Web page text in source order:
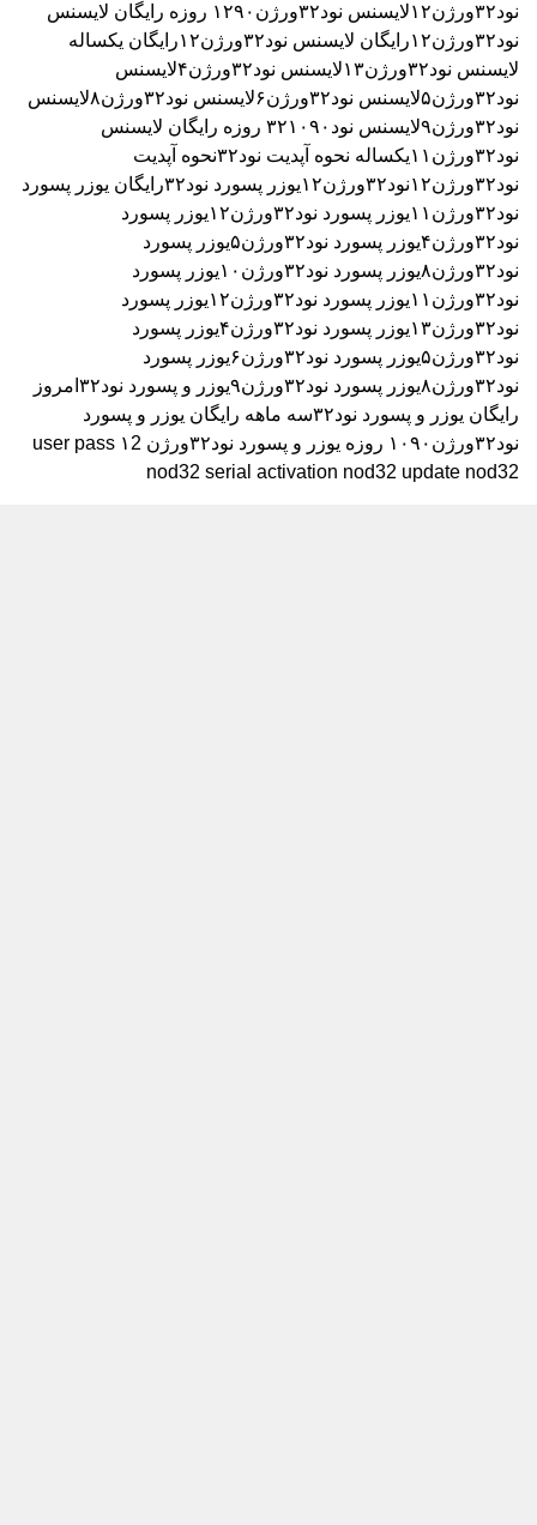
نود۳۲ورژن۱۲
لایسنس نود۳۲ورژن۱۲۹۰ روزه رایگان
لایسنس
نود۳۲ورژن۱۲رایگان
لایسنس نود۳۲ورژن۱۲رایگان یکساله
لایسنس نود۳۲ورژن۱۳
لایسنس نود۳۲ورژن۴
لایسنس
نود۳۲ورژن۵
لایسنس نود۳۲ورژن۶ لایسنس نود۳۲ورژن۸
لایسنس
نود۳۲ورژن۹
لایسنس نود۳۲۱۰۹۰ روزه رایگان
لایسنس
نود۳۲ورژن۱۱یکساله
نحوه آپدیت نود۳۲
نحوه آپدیت
نود۳۲ورژن۱۲
نود۳۲ورژن۱۲ یوزر پسورد نود۳۲رایگان
یوزر پسورد
نود۳۲ورژن۱۱
یوزر پسورد نود۳۲ورژن۱۲
یوزر پسورد
نود۳۲ورژن۴
یوزر پسورد نود۳۲ورژن۵
یوزر پسورد
نود۳۲ورژن۸
یوزر پسورد نود۳۲ورژن۱۰
یوزر پسورد
نود۳۲ورژن۱۱
یوزر پسورد نود۳۲ورژن۱۲
یوزر پسورد
نود۳۲ورژن۱۳
یوزر پسورد نود۳۲ورژن۴
یوزر پسورد
نود۳۲ورژن۵
یوزر پسورد نود۳۲ورژن۶
یوزر پسورد
نود۳۲ورژن۸
یوزر پسورد نود۳۲ورژن۹
یوزر و پسورد نود۳۲امروز
رایگان یوزر و پسورد نود۳۲سه ماهه رایگان
یوزر و پسورد
نود۳۲ورژن۱۰۹۰ روزه
یوزر و پسورد نود۳۲ورژن ۱2
user pass
nod32 serial activation nod32 update nod32